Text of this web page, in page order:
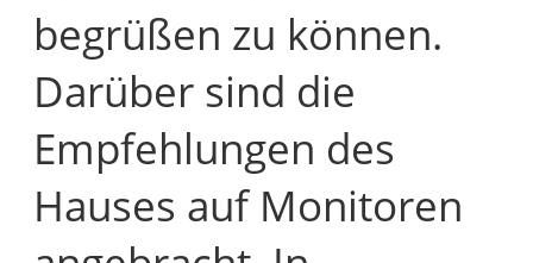
begrüßen zu können.
Darüber sind die
Empfehlungen des
Hauses auf Monitoren